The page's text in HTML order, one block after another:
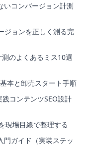
コンバージョン計測
ョンを正しく測る完
のよくあるミス10選
本と卸売スタート手順
コンテンツSEO設計
場目線で整理する
ガイド（実装ステッ